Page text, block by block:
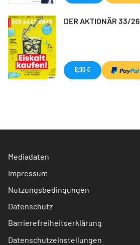
DER AKTIONÄR 33/26
8,90 €
Mediadaten
Impressum
Nutzungsbedingungen
Datenschutz
Barrierefreiheitserklärung
Datenschutzeinstellungen